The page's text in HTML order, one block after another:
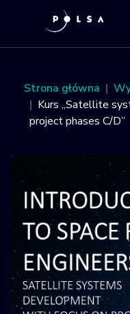
O Agencji
Aktywności
Misja IGNIS
NSIS
Sektor
Polska w
kosmosie
Strona główna
Kurs „Satellite
project phases C/D”